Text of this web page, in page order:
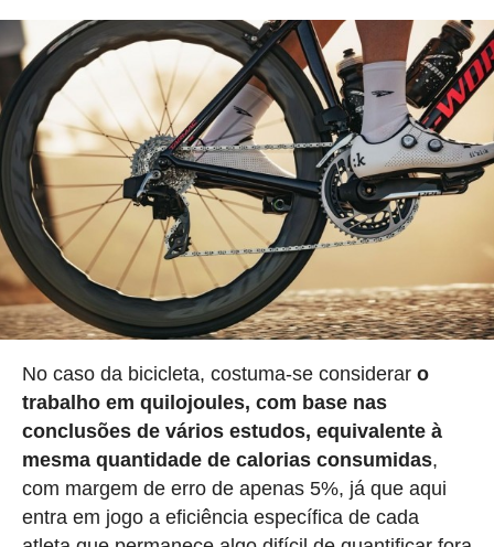
No caso da bicicleta, costuma-se considerar o
trabalho em quilojoules, com base nas
conclusões de vários estudos, equivalente à
mesma quantidade de calorias consumidas,
com margem de erro de apenas 5%, já que aqui
entra em jogo a eficiência específica de cada